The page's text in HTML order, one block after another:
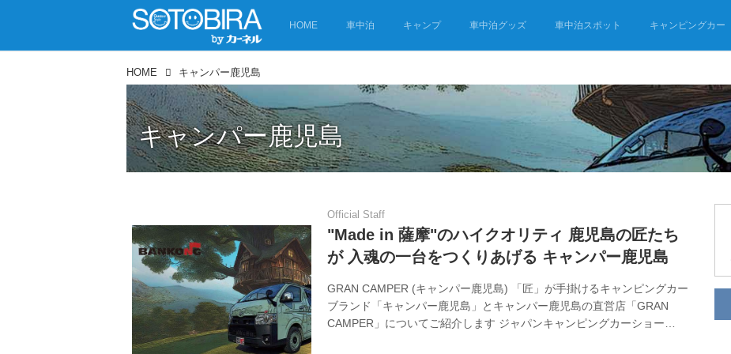
HOME 車中泊 キャンプ 車中泊グッズ 車中泊スポット キャンピングカー
HOME キャンパー鹿児島
キャンパー鹿児島
Official Staff
"Made in 薩摩"のハイクオリティ 鹿児島の匠たち
が 入魂の一台をつくりあげる キャンパー鹿児島
GRAN CAMPER (キャンパー鹿児島) 「匠」が手掛けるキャンピングカー
ブランド「キャンパー鹿児島」とキャンパー鹿児島の直営店「GRAN
CAMPER」についてご紹介します ジャパンキャンピングカーショー